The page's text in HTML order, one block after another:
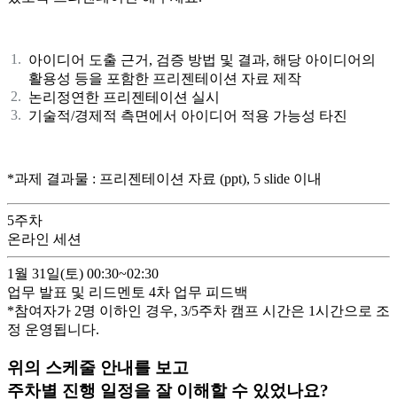
아이디어 도출 근거, 검증 방법 및 결과, 해당 아이디어의
활용성 등을 포함한 프리젠테이션 자료 제작
논리정연한 프리젠테이션 실시
기술적/경제적 측면에서 아이디어 적용 가능성 타진
*과제 결과물 : 프리젠테이션 자료 (ppt), 5 slide 이내
5주차
온라인 세션
1월 31일(토) 00:30~02:30
업무 발표 및 리드멘토 4차 업무 피드백
*참여자가 2명 이하인 경우, 3/5주차 캠프 시간은 1시간으로 조
정 운영됩니다.
위의 스케줄 안내를 보고
주차별 진행 일정을 잘 이해할 수 있었나요?